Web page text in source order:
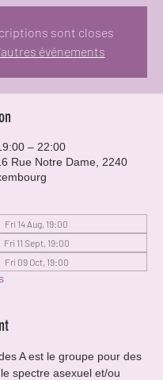
sont closes
événements
– 22:00
Rue Notre Dame, 2240
Fri 14 Aug, 19:00
Fri 11 Sept, 19:00
Fri 09 Oct, 19:00
A est le groupe pour des
spectre asexuel et/ou